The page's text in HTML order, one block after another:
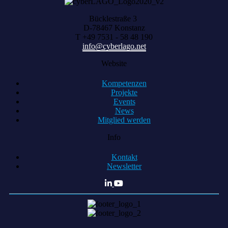
Bücklestraße 3
D-78467 Konstanz
T +49 7531 - 58 48 190
info@cyberlago.net
Website
Kompetenzen
Projekte
Events
News
Mitglied werden
Info
Kontakt
Newsletter